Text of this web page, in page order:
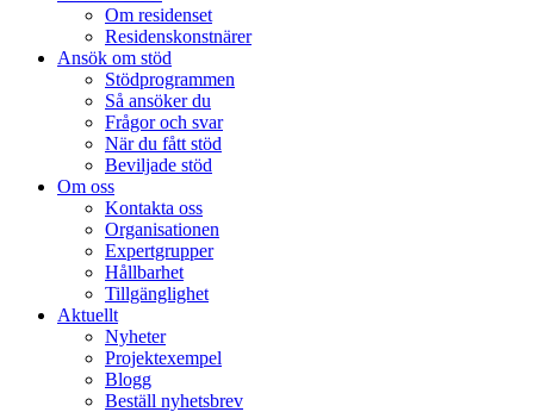
Om residenset
Residenskonstnärer
Ansök om stöd
Stödprogrammen
Så ansöker du
Frågor och svar
När du fått stöd
Beviljade stöd
Om oss
Kontakta oss
Organisationen
Expertgrupper
Hållbarhet
Tillgänglighet
Aktuellt
Nyheter
Projektexempel
Blogg
Beställ nyhetsbrev